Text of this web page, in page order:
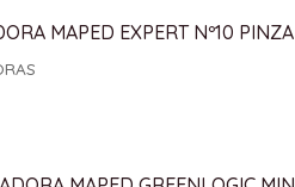
MAPED EXPERT Nº10 PINZA